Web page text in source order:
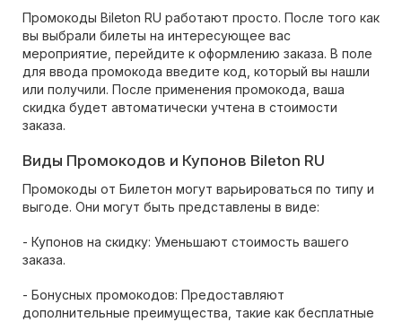
Промокоды Bileton RU работают просто. После того как
вы выбрали билеты на интересующее вас
мероприятие, перейдите к оформлению заказа. В поле
для ввода промокода введите код, который вы нашли
или получили. После применения промокода, ваша
скидка будет автоматически учтена в стоимости
заказа.
Виды Промокодов и Купонов Bileton RU
Промокоды от Билетон могут варьироваться по типу и
выгоде. Они могут быть представлены в виде:
- Купонов на скидку: Уменьшают стоимость вашего
заказа.
- Бонусных промокодов: Предоставляют
дополнительные преимущества, такие как бесплатные